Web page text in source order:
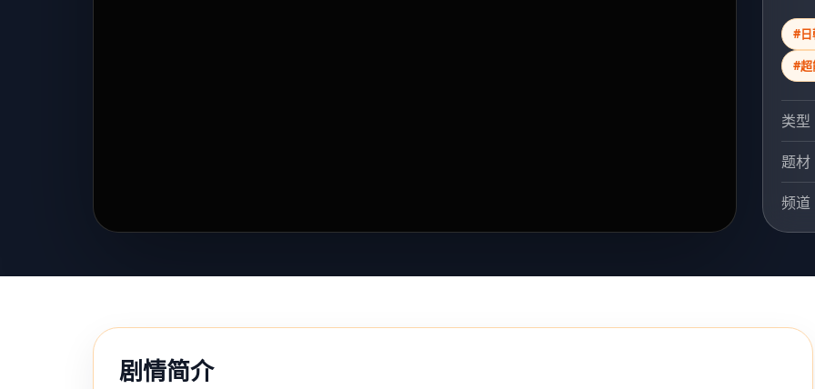
#日
#超
类型
题材
频道
剧情简介